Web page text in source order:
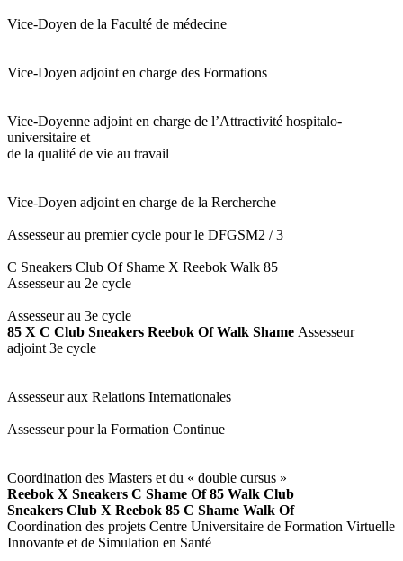
Vice-Doyen de la Faculté de médecine
Vice-Doyen adjoint en charge des Formations
Vice-Doyenne adjoint en charge de l’Attractivité hospitalo-
universitaire et
de la qualité de vie au travail
Vice-Doyen adjoint en charge de la Rercherche
Assesseur au premier cycle pour le DFGSM2 / 3
C Sneakers Club Of Shame X Reebok Walk 85
Assesseur au 2e cycle
Assesseur au 3e cycle
85 X C Club Sneakers Reebok Of Walk Shame Assesseur
adjoint 3e cycle
Assesseur aux Relations Internationales
Assesseur pour la Formation Continue
Coordination des Masters et du « double cursus »
Reebok X Sneakers C Shame Of 85 Walk Club
Sneakers Club X Reebok 85 C Shame Walk Of
Coordination des projets Centre Universitaire de Formation Virtuelle
Innovante et de Simulation en Santé